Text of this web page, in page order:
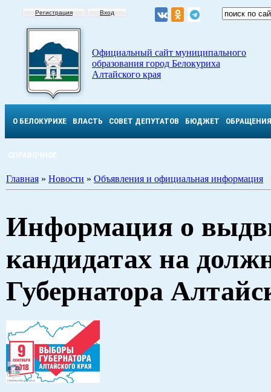
Регистрация Вход
Официальный сайт муниципального
образования город Белокуриха
Алтайского края
О БЕЛОКУРИХЕ ВЛАСТЬ СОВЕТ ДЕПУТАТОВ БЮДЖЕТ ОБРАЩЕНИЯ
СПРАВОЧНОЕ
Главная » Новости » Объявления и официальная информация
Информация о
кандидатах на
Губернатора